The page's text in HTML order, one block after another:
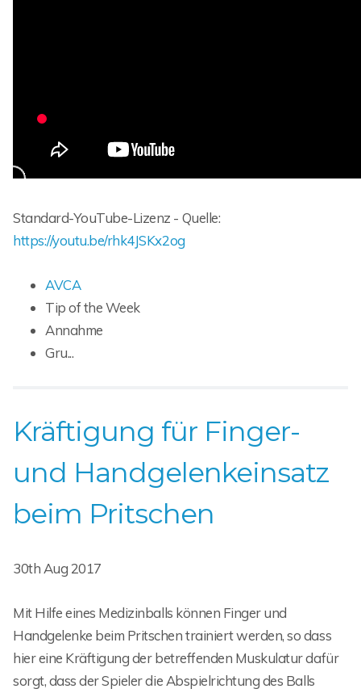
Standard-YouTube-Lizenz - Quelle:
https://youtu.be/rhk4JSKx2og
AVCA
Tip of the Week
Annahme
Gru...
Kräftigung für Finger-
und Handgelenkeinsatz
beim Pritschen
30th Aug 2017
Mit Hilfe eines Medizinballs können Finger und
Handgelenke beim Pritschen trainiert werden, so dass
hier eine Kräftigung der betreffenden Muskulatur dafür
sorgt, dass der Spieler die Abspielrichtung des Balls